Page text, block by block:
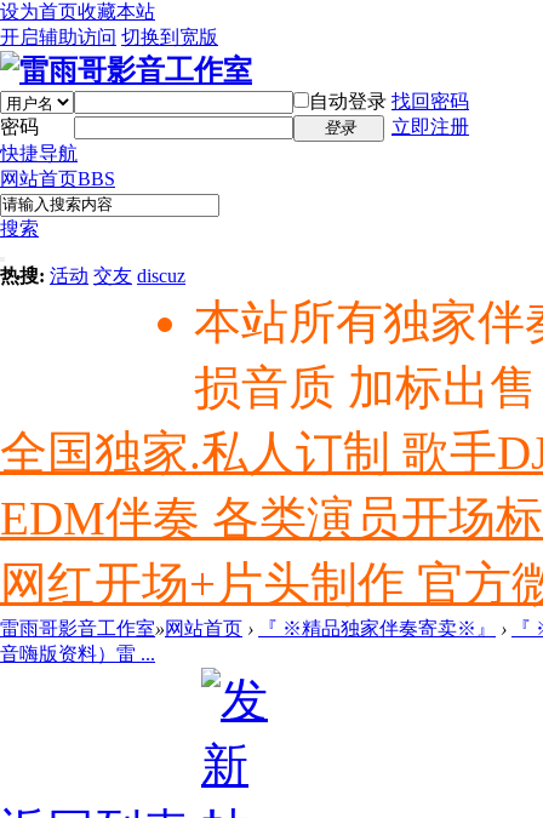
设为首页收藏本站
开启辅助访问 切换到宽版
自动登录 找回密码
密码
登录
立即注册
快捷导航
网站首页BBS
搜索
热搜: 活动 交友 discuz
本站所有独家伴
损音质 加标出
全国独家.私人订制 歌手
EDM伴奏 各类演员开场
网红开场+片头制作 官方
雷雨哥影音工作室»网站首页 › 『 ※精品独家伴奏寄卖※』 ›
音嗨版资料）雷 ...